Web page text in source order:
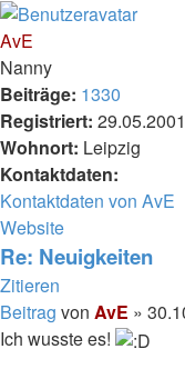
AvE
Nanny
Beiträge: 1330
Registriert:
Wohnort: Leipzig
Kontaktdaten:
Kontaktdaten von AvE
Website
Re: Neuigkeiten
Zitieren
Beitrag von AvE »
Ich wusste es!